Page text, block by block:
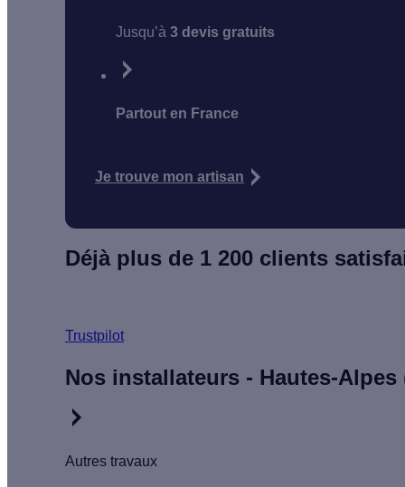
Jusqu’à3 devis gratuits
Partout en France
Je trouve mon artisan
Déjà plus de 1 200 clients
Trustpilot
Nos installateurs - Hautes-Alpes
Autres travaux